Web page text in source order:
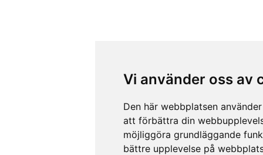
Vi använder oss av
Den här webbplatsen
att förbättra din
möjliggöra grundläggande
bättre upplevelse på